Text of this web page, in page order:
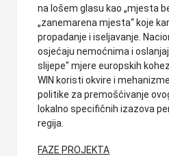
na lošem glasu kao „mjesta
„zanemarena mjesta“ koje
propadanje i iseljavanje.
osjećaju nemoćnima i
slijepe" mjere europskih
WIN koristi okvire i
politike za premošćivanje
lokalno specifičnih izazova
regija.
FAZE PROJEKTA